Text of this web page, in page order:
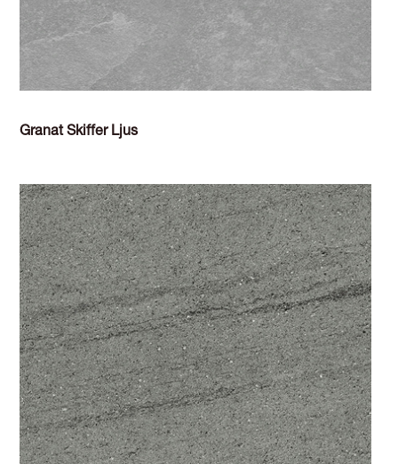
Granat Skiffer Ljus